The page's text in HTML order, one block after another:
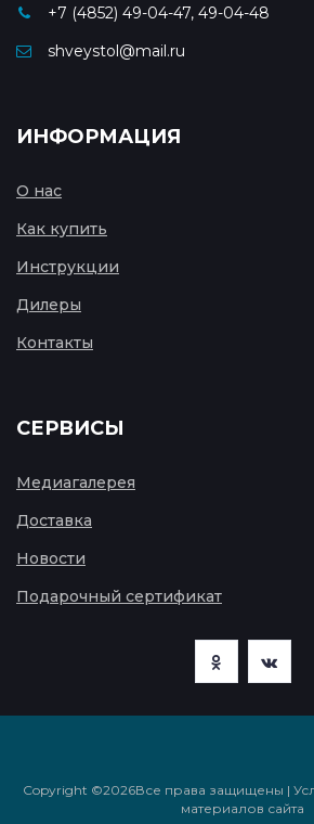
+7 (4852) 49-04-47, 49-04-48
shveystol@mail.ru
ИНФОРМАЦИЯ
О нас
Как купить
Инструкции
Дилеры
Контакты
СЕРВИСЫ
Медиагалерея
Доставка
Новости
Подарочный сертификат
Copyright ©2026Все права защищены |
материалов сайта